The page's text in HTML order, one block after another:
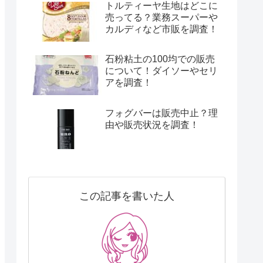
トルティーヤ生地はどこに
売ってる？業務スーパーや
カルディなど市販を調査！
石粉粘土の100均での販売
について！ダイソーやセリ
アを調査！
フォグバーは販売中止？理
由や販売状況を調査！
この記事を書いた人